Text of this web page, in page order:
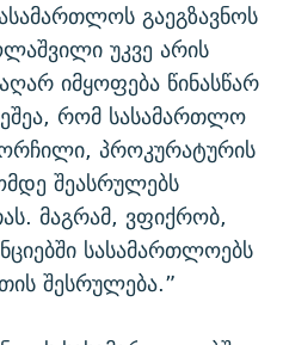
გაეგზავნოს
უკვე არის
იმყოფება წინასწარ
რომ სასამართლო
პროკურატურის
შეასრულებს
მაგრამ, ვფიქრობ,
სასამართლოებს
შესრულება.”